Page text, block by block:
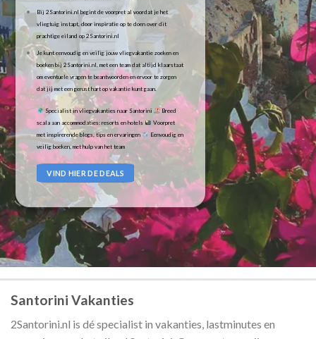
Bij 2Santorini.nl begint de voorpret al voordat je het
vliegtuig instapt, door inspiratie op te doen over dit
prachtige eiland op 2Santorini.nl
Je kunt eenvoudig en veilig jouw vliegvakantie zoeken en
boeken bij 2Santorini.nl, met een team dat altijd klaarstaat
om eventuele vragen te beantwoorden en ervoor te zorgen
dat jij met een gerust hart op vakantie kunt gaan.
Specialist in vliegvakanties naar Santorini
Breed
scala aan accommodaties: resorts en hotels
Voorpret
met inspirerende blogs, tips en ervaringen
Eenvoudig en
veilig boeken, met hulp van het team
VIND HIER DE DEALS
Santorini Vakanties
2Santorini.nl is dé specialist in vakanties, lastminutes en